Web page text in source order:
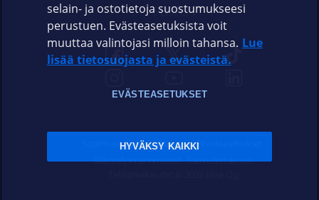
ELISA.FI
Sopimusehdot Tietosuoja Evästeasetukset
Sääntelyviranomaiset Saavutettavuus
selain- ja ostotietoja suostumukseesi
perustuen. Evästeasetuksista voit
muuttaa valintojasi milloin tahansa. Lue
lisää tietosuojasta ja evästeistä.
EVÄSTEASETUKSET
HYVÄKSY KAIKKI